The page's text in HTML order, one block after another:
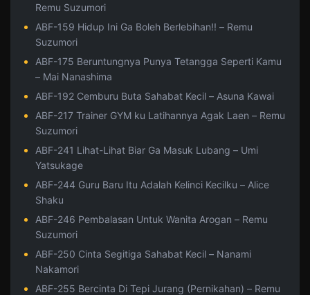
Remu Suzumori
ABF-159 Hidup Ini Ga Boleh Berlebihan!! – Remu
Suzumori
ABF-175 Beruntungnya Punya Tetangga Seperti Kamu
– Mai Nanashima
ABF-192 Cemburu Buta Sahabat Kecil – Asuna Kawai
ABF-217 Trainer GYM ku Latihannya Agak Laen – Remu
Suzumori
ABF-241 Lihat-Lihat Biar Ga Masuk Lubang – Umi
Yatsukage
ABF-244 Guru Baru Itu Adalah Kelinci Kecilku – Alice
Shaku
ABF-246 Pembalasan Untuk Wanita Arogan – Remu
Suzumori
ABF-250 Cinta Segitiga Sahabat Kecil – Nanami
Nakamori
ABF-255 Bercinta Di Tepi Jurang (Pernikahan) – Remu